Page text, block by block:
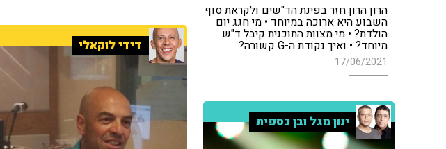
הרון הרון חזר בפינת הד"שים ולקראת סוף
השבוע היא ארוכה במיוחד • מי חגג יום
הולדת? • מי מצוות התוכנית קיבל ד"ש
מיוחד? • ואיך נקודת ה-G קשורה?
17/06/2021
דידי לוקאלי
ינון מגל ובן כספית